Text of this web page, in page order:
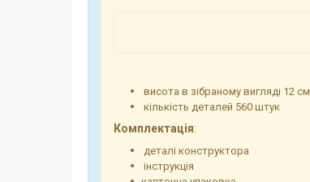
висота в зібраному вигляді 12 см.
кількість деталей 560 штук
Комплектація:
деталі конструктора
інструкція